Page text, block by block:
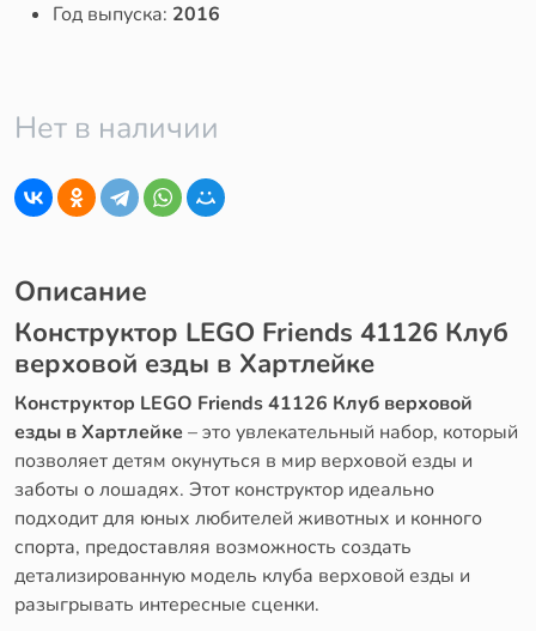
Год выпуска: 2016
Нет в наличии
Описание
Конструктор LEGO Friends 41126 Клуб
верховой езды в Хартлейке
Конструктор LEGO Friends 41126 Клуб верховой
езды в Хартлейке– это увлекательный набор, который
позволяет детям окунуться в мир верховой езды и
заботы о лошадях. Этот конструктор идеально
подходит для юных любителей животных и конного
спорта, предоставляя возможность создать
детализированную модель клуба верховой езды и
разыгрывать интересные сценки.